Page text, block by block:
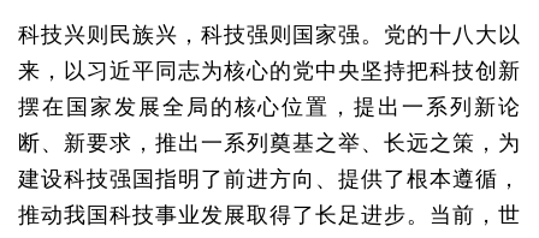
科技兴则民族兴，科技强则国家强。党的十八大以
来，以习近平同志为核心的党中央坚持把科技创新
摆在国家发展全局的核心位置，提出一系列新论
断、新要求，推出一系列奠基之举、长远之策，为
建设科技强国指明了前进方向、提供了根本遵循，
推动我国科技事业发展取得了长足进步。当前，世